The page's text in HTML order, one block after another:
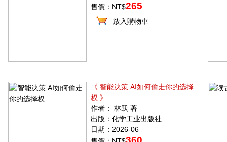
售價：NT$265
放入購物車
《 智能决策 AI如何偷走你的选择
权 》
作者： 林跃 著
出版：化学工业出版社
日期：2026-06